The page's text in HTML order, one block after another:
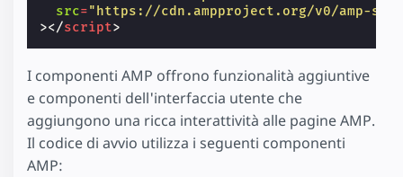
src="https://cdn.ampproject.org/v0/amp-
></script>
I componenti AMP offrono funzionalità aggiuntive
e componenti dell'interfaccia utente che
aggiungono una ricca interattività alle pagine AMP.
Il codice di avvio utilizza i seguenti componenti
AMP: